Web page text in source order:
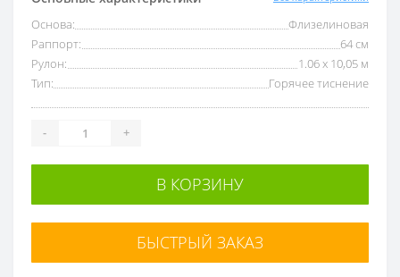
Основа:
Флизелиновая
Раппорт:
64 см
Рулон:
1.06 x 10,05 м
Тип:
Горячее тиснение
- +
В КОРЗИНУ
БЫСТРЫЙ ЗАКАЗ